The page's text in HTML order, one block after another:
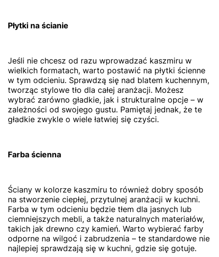
Płytki na ścianie
Jeśli nie chcesz od razu wprowadzać kaszmiru w
wielkich formatach, warto postawić na płytki ścienne
w tym odcieniu. Sprawdzą się nad blatem kuchennym,
tworząc stylowe tło dla całej aranżacji. Możesz
wybrać zarówno gładkie, jak i strukturalne opcje – w
zależności od swojego gustu. Pamiętaj jednak, że te
gładkie zwykle o wiele łatwiej się czyści.
Farba ścienna
Ściany w kolorze kaszmiru to również dobry sposób
na stworzenie ciepłej, przytulnej aranżacji w kuchni.
Farba w tym odcieniu będzie tłem dla jasnych lub
ciemniejszych mebli, a także naturalnych materiałów,
takich jak drewno czy kamień. Warto wybierać farby
odporne na wilgoć i zabrudzenia – te standardowe nie
najlepiej sprawdzają się w kuchni, gdzie się gotuje.